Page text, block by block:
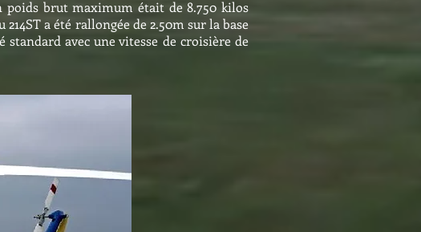
poids brut maximum était de 8.750 kilos
a été rallongée de 2.50m sur la base
standard avec une vitesse de croisière de